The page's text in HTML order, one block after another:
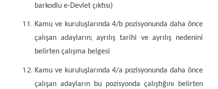
barkodlu e-Devlet çıktısı)
Kamu ve kuruluşlarında 4/b pozisyonunda daha önce
çalışan adayların; ayrılış tarihi ve ayrılış nedenini
belirten çalışma belgesi
Kamu ve kuruluşlarında 4/a pozisyonunda daha önce
çalışan adayların bu pozisyonda çalıştığını belirten